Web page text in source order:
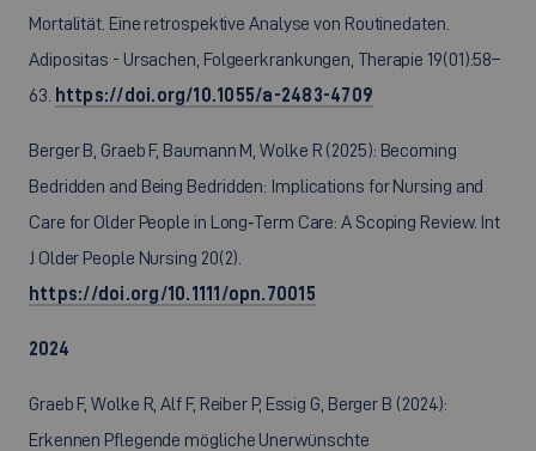
Mortalität. Eine retrospektive Analyse von Routinedaten.
Adipositas - Ursachen, Folgeerkrankungen, Therapie 19(01):58–
63. https://doi.org/10.1055/a-2483-4709
Berger B, Graeb F, Baumann M, Wolke R (2025): Becoming
Bedridden and Being Bedridden: Implications for Nursing and
Care for Older People in Long‐Term Care: A Scoping Review. Int
J Older People Nursing 20(2).
https://doi.org/10.1111/opn.70015
2024
Graeb F, Wolke R, Alf F, Reiber P, Essig G, Berger B (2024):
Erkennen Pflegende mögliche Unerwünschte